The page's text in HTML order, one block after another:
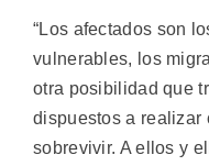
“Los afectados son
vulnerables, los
otra posibilidad que
dispuestos a realizar
sobrevivir. A ellos y